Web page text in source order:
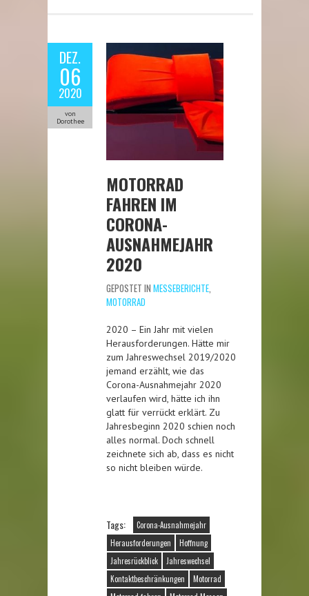
DEZ.
06
2020
von
Dorothee
MOTORRAD
FAHREN IM
CORONA-
AUSNAHMEJAHR
2020
GEPOSTET IN MESSEBERICHTE,
MOTORRAD
2020 – Ein Jahr mit vielen
Herausforderungen. Hätte mir
zum Jahreswechsel 2019/2020
jemand erzählt, wie das
Corona-Ausnahmejahr 2020
verlaufen wird, hätte ich ihn
glatt für verrückt erklärt. Zu
Jahresbeginn 2020 schien noch
alles normal. Doch schnell
zeichnete sich ab, dass es nicht
so nicht bleiben würde.
Tags:
Corona-Ausnahmejahr
Herausforderungen
Hoffnung
Jahresrückblick
Jahreswechsel
Kontaktbeschränkungen
Motorrad